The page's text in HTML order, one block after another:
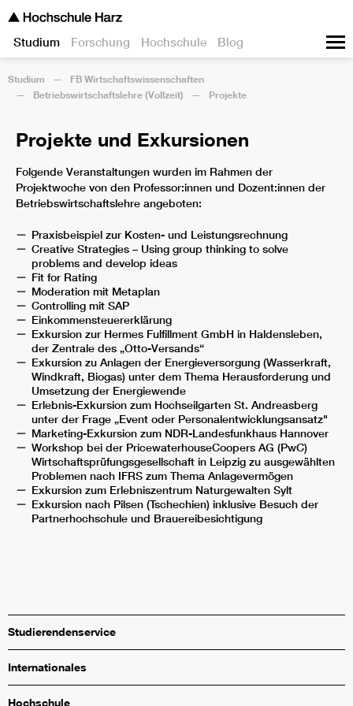
Studium Forschung Hochschule Blog
Studium
FB Wirtschaftswissenschaften
Betriebswirtschaftslehre (Vollzeit)
Projekte
Projekte und Exkursionen
Folgende Veranstaltungen wurden im Rahmen der
Projektwoche von den Professor:innen und Dozent:innen der
Betriebswirtschaftslehre angeboten:
Praxisbeispiel zur Kosten- und Leistungsrechnung
Creative Strategies – Using group thinking to solve
problems and develop ideas
Fit for Rating
Moderation mit Metaplan
Controlling mit SAP
Einkommensteuererklärung
Exkursion zur Hermes Fulfillment GmbH in Haldensleben,
der Zentrale des „Otto-Versands“
Exkursion zu Anlagen der Energieversorgung (Wasserkraft,
Windkraft, Biogas) unter dem Thema Herausforderung und
Umsetzung der Energiewende
Erlebnis-Exkursion zum Hochseilgarten St. Andreasberg
unter der Frage „Event oder Personalentwicklungsansatz"
Marketing-Exkursion zum NDR-Landesfunkhaus Hannover
Workshop bei der PricewaterhouseCoopers AG (PwC)
Wirtschaftsprüfungsgesellschaft in Leipzig zu ausgewählten
Problemen nach IFRS zum Thema Anlagevermögen
Exkursion zum Erlebniszentrum Naturgewalten Sylt
Exkursion nach Pilsen (Tschechien) inklusive Besuch der
Partnerhochschule und Brauereibesichtigung
Studierendenservice
Internationales
Hochschule